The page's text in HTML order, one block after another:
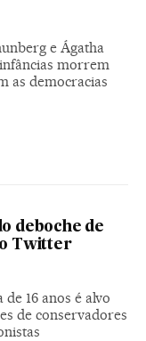
e Ágatha
morrem
as democracias
deboche de
Twitter
de 16 anos é alvo
de conservadores